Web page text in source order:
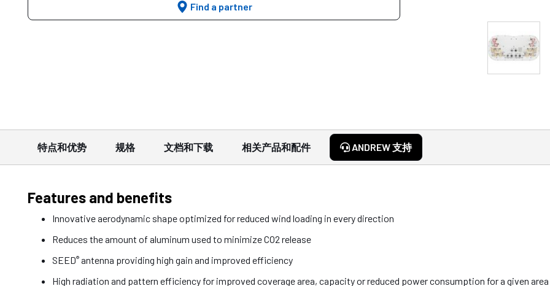
Find a partner
特点和优势 规格 文档和下载 相关产品和配件 ANDREW 支持
Features and benefits
Innovative aerodynamic shape optimized for reduced wind loading in every direction
Reduces the amount of aluminum used to minimize CO2 release
SEED® antenna providing high gain and improved efficiency
High radiation and pattern efficiency for improved coverage area, capacity or reduced power consumption for a given area